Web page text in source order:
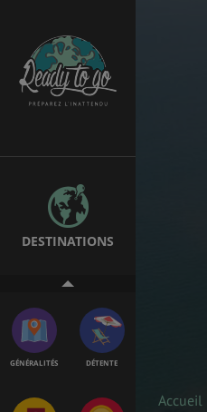
DESTINATIONS
EMPLOIS &
STAGES
BONS PLANS
GÉNÉRALITÉS DÉTENTE
Accueil